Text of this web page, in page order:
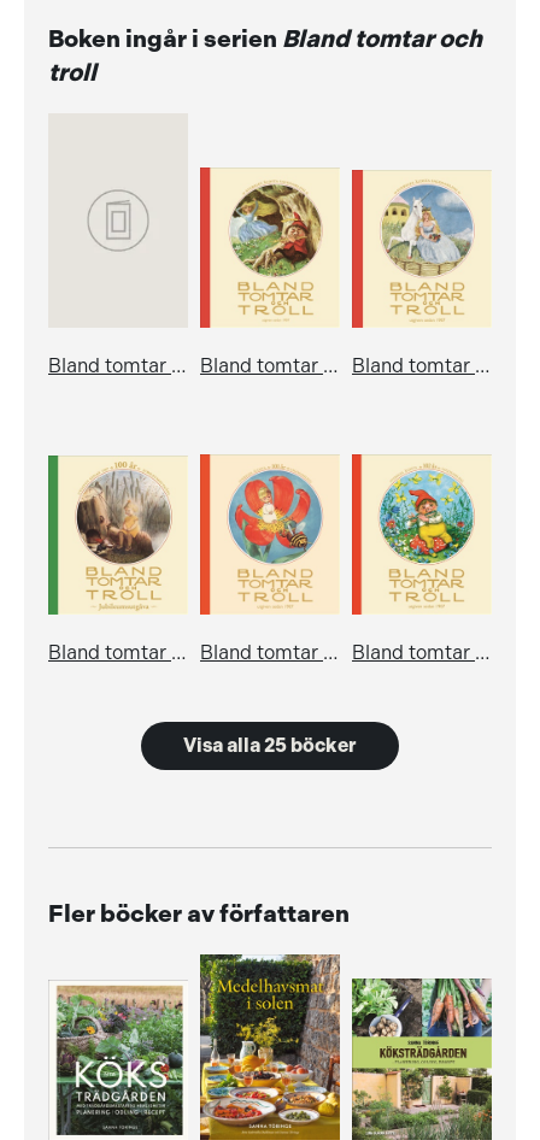
Boken ingår i serien Bland tomtar och
troll
Bland tomtar och troll, årg 95 Bland tomtar och troll, årg 98 Bland tomtar och troll, årg 99
Bland tomtar och troll, årg 100 Bland tomtar och troll, årg 101 Bland tomtar och troll, årg 102
Visa alla 25 böcker
Fler böcker av författaren